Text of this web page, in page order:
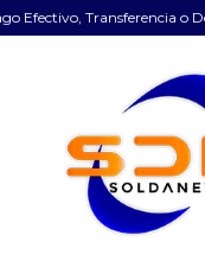
Efectivo, Transferencia o